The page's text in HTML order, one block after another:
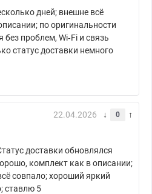
дней; внешне всё
по оригинальности
без проблем, Wi‑Fi и связь
статус доставки немного
22.04.2026 0
доставки обновлялся
комплект как в описании;
совпало; хороший яркий
ставлю 5